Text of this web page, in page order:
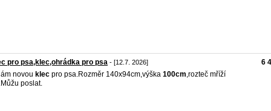
pro psa,klec,ohrádka pro psa - [12.7. 2026]
novou klec pro psa.Rozměr 140x94cm,výška 100cm,rozteč mříží
poslat.
6